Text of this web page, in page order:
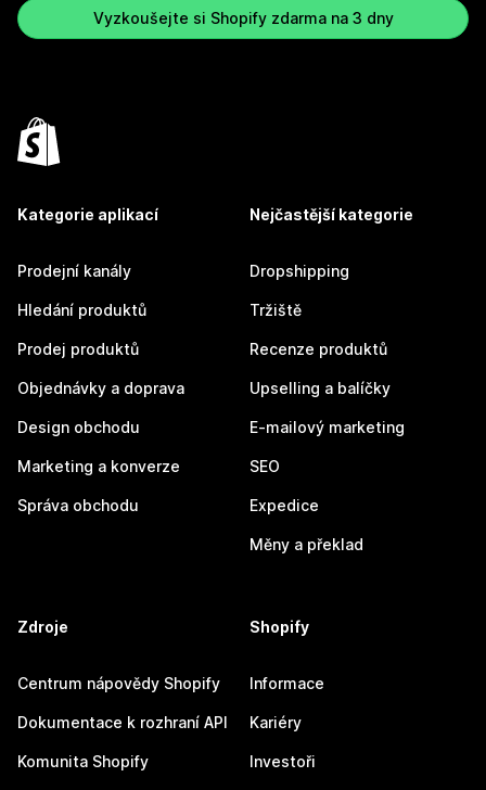
Vyzkoušejte si Shopify zdarma na 3 dny
Kategorie aplikací
Prodejní kanály
Hledání produktů
Prodej produktů
Objednávky a doprava
Design obchodu
Marketing a konverze
Správa obchodu
Nejčastější kategorie
Dropshipping
Tržiště
Recenze produktů
Upselling a balíčky
E-mailový marketing
SEO
Expedice
Měny a překlad
Zdroje
Centrum nápovědy Shopify
Dokumentace k rozhraní API
Komunita Shopify
Shopify
Informace
Kariéry
Investoři